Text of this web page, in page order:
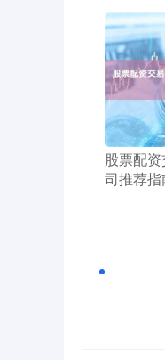
股票配
司推荐